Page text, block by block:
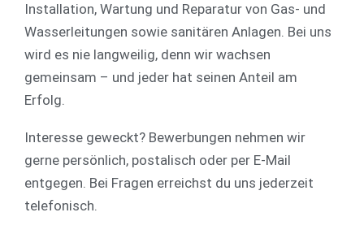
Installation, Wartung und Reparatur von Gas- und
Wasserleitungen sowie sanitären Anlagen. Bei uns
wird es nie langweilig, denn wir wachsen
gemeinsam – und jeder hat seinen Anteil am
Erfolg.
Interesse geweckt? Bewerbungen nehmen wir
gerne persönlich, postalisch oder per E-Mail
entgegen. Bei Fragen erreichst du uns jederzeit
telefonisch.